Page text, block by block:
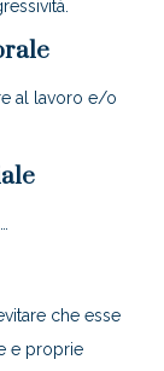
al lavoro e/o
che esse
e proprie